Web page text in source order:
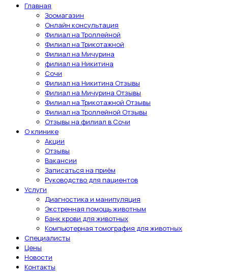
Главная
Зоомагазин
Онлайн консультация
Филиал на Троллейной
Филиал на Трикотажной
Филиал на Мичурина
филиал на Никитина
Сочи
Филиал на Никитина Отзывы
Филиал на Мичурина Отзывы
Филиал на Трикотажной Отзывы
Филиал на Троллейной Отзывы
Отзывы на филиал в Сочи
О клинике
Акции
Отзывы
Вакансии
Записаться на приём
Руководство для пациентов
Услуги
Диагностика и манипуляция
Экстренная помощь животным
Банк крови для животных
Компьютерная томография для животных
Специалисты
Цены
Новости
Контакты